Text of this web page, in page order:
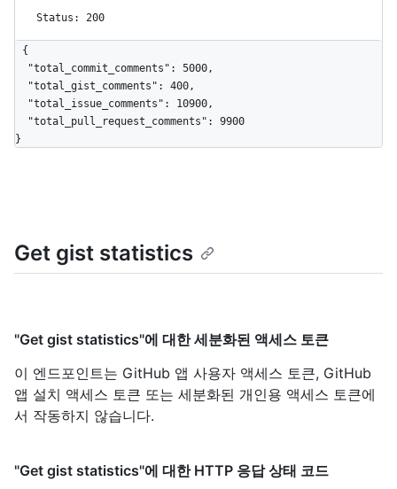
Status: 200
{
}
Get gist statistics
"Get gist statistics"에 대한 세분화된 액세스 토큰
이 엔드포인트는 GitHub 앱 사용자 액세스 토큰, GitHub
앱 설치 액세스 토큰 또는 세분화된 개인용 액세스 토큰에
서 작동하지 않습니다.
"Get gist statistics"에 대한 HTTP 응답 상태 코드